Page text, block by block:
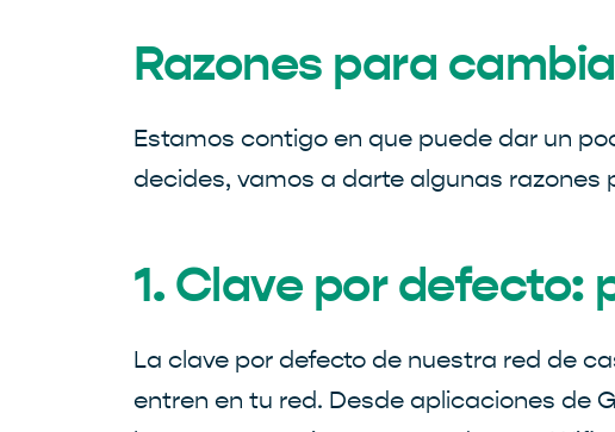
Razones para
Estamos contigo en que puede dar un
decides, vamos a darte algunas razones
1. Clave por defecto:
La clave por defecto de nuestra red de
entren en tu red. Desde aplicaciones de